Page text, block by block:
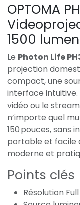
OPTOMA
1500
Le Photon Life
projection
compact, une
interface intuitive.
vidéo ou le
n’importe quel
150 pouces, sans
portable et facile
moderne et
Points clés
Résolution